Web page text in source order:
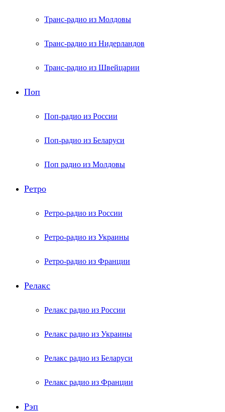
Транс-радио из Молдовы
Транс-радио из Нидерландов
Транс-радио из Швейцарии
Поп
Поп-радио из России
Поп-радио из Беларуси
Поп радио из Молдовы
Ретро
Ретро-радио из России
Ретро-радио из Украины
Ретро-радио из Франции
Релакс
Релакс радио из России
Релакс радио из Украины
Релакс радио из Беларуси
Релакс радио из Франции
Рэп